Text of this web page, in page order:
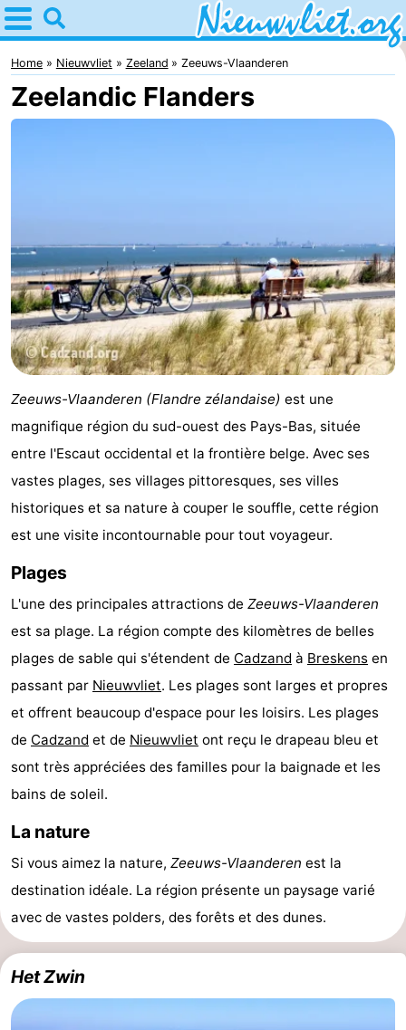
Home
Nieuwvliet
Astuces
nuit
Campings
Chaumières
-
Meersee
Beach
Nieuwvliet-
-
Meulinge
EuroParcs
-
Résidence
Cadzand-
Bad
Resort
Nieuwvliet-
Bad
-
Schoneveld
Strand
Nieuwvliet-
Bad
-
Zeebad
-
Zonneweelde
-
Last
minutes
Plages
Voir
Home Nieuwvliet Zeeland Zeeuws-Vlaanderen
Zeelandic Flanders
Zeeuws-Vlaanderen (Flandre zélandaise) est une
magnifique région du sud-ouest des Pays-Bas, située
entre l'Escaut occidental et la frontière belge. Avec ses
vastes plages, ses villages pittoresques, ses villes
historiques et sa nature à couper le souffle, cette région
est une visite incontournable pour tout voyageur.
Plages
L'une des principales attractions de Zeeuws-Vlaanderen
est sa plage. La région compte des kilomètres de belles
plages de sable qui s'étendent de Cadzand à Breskens en
passant par Nieuwvliet. Les plages sont larges et propres
et offrent beaucoup d'espace pour les loisirs. Les plages
de Cadzand et de Nieuwvliet ont reçu le drapeau bleu et
sont très appréciées des familles pour la baignade et les
bains de soleil.
La nature
Si vous aimez la nature, Zeeuws-Vlaanderen est la
destination idéale. La région présente un paysage varié
avec de vastes polders, des forêts et des dunes.
Het Zwin